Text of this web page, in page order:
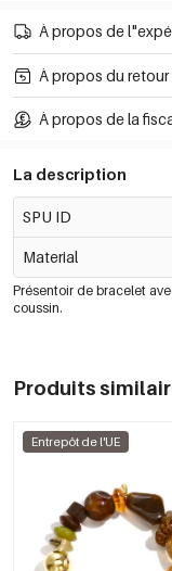
À propos de
À propos du retour
À propos de la
La description
SPU ID
Material
Présentoir de bracelet
coussin.
Produits
Entrepôt de l'UE